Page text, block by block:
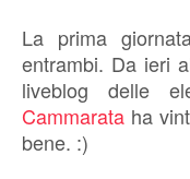
La prima
entrambi. Da ieri
liveblog delle
Cammarata ha
bene. :)